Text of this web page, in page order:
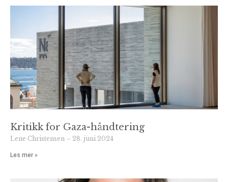
Kritikk for Gaza-håndtering
Lene Christensen 28. juni 2024
Les mer »